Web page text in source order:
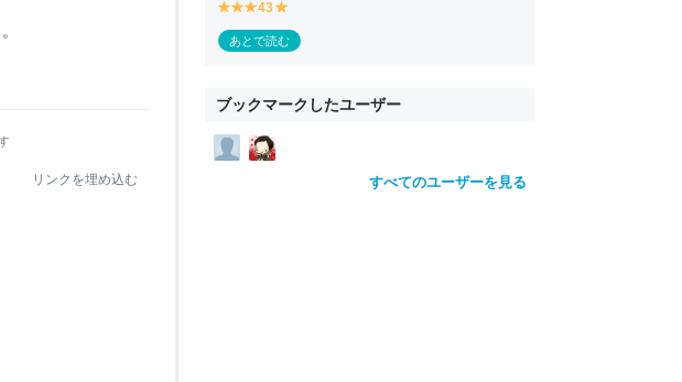
リンクを埋め込む
y
e
ll
y
e
ll
y
e
ll
43
e
ll
あとで読む
ブックマークしたユーザー
すべてのユーザーを見る